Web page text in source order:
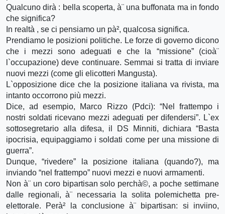
Qualcuno dirà : bella scoperta, à¨ una buffonata ma in fondo
che significa?
In realtà , se ci pensiamo un pà², qualcosa significa.
Prendiamo le posizioni politiche. Le forze di governo dicono
che i mezzi sono adeguati e che la “missione” (cioà¨
l`occupazione) deve continuare. Semmai si tratta di inviare
nuovi mezzi (come gli elicotteri Mangusta).
L`opposizione dice che la posizione italiana va rivista, ma
intanto occorrono più mezzi.
Dice, ad esempio, Marco Rizzo (Pdci): “Nel frattempo i
nostri soldati ricevano mezzi adeguati per difendersi”. L`ex
sottosegretario alla difesa, il DS Minniti, dichiara “Basta
ipocrisia, equipaggiamo i soldati come per una missione di
guerra”.
Dunque, “rivedere” la posizione italiana (quando?), ma
inviando “nel frattempo” nuovi mezzi e nuovi armamenti.
Non à¨ un coro bipartisan solo perchà©, a poche settimane
dalle regionali, à¨ necessaria la solita polemichetta pre-
elettorale. Perà² la conclusione à¨ bipartisan: si inviino,